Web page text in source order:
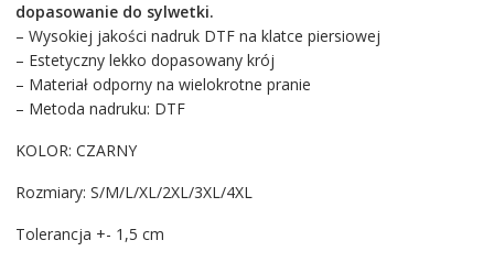
dopasowanie do sylwetki.
– Wysokiej jakości nadruk DTF na klatce piersiowej
– Estetyczny lekko dopasowany krój
– Materiał odporny na wielokrotne pranie
– Metoda nadruku: DTF
KOLOR: CZARNY
Rozmiary: S/M/L/XL/2XL/3XL/4XL
Tolerancja +- 1,5 cm